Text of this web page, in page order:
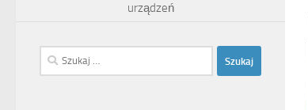
urządzeń
Szukaj: